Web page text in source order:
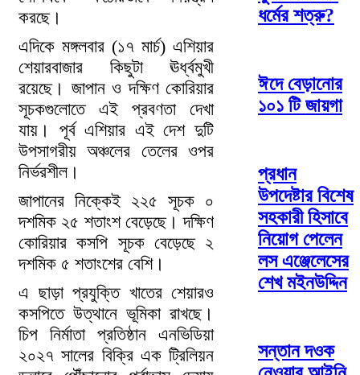
করছে।
এদিকে মঙ্গলবার (১৭ মার্চ) এশিয়ার
শেয়ারবাজার কিছুটা ঊর্ধ্বমুখী
রয়েছে। জাপান ও দক্ষিণ কোরিয়ার
সূচকগুলোতে এই প্রবণতা দেখা
যায়। পূর্ব এশিয়ার এই দেশ দুটি
উপসাগরীয় অঞ্চলের তেলের ওপর
নির্ভরশীল।
জাপানের নিক্কেই ২২৫ সূচক ০
দশমিক ২৫ শতাংশ বেড়েছে। দক্ষিণ
কোরিয়ার কসপি সূচক বেড়েছে ২
দশমিক ৫ শতাংশের বেশি।
এ ছাড়া প্রযুক্তি খাতের শেয়ারও
কসপিতে উত্থানে ভূমিকা রাখছে।
চিপ নির্মাতা প্রতিষ্ঠান এনভিডিয়া
২০২৭ সালের বিক্রি এক ট্রিলিয়ন
ধর্মের শত্রু?
ঈদে বেড়ানোর
১০১ টি জায়গা
প্রধান
উপদেষ্টার বিশেষ
সহকারী হিসাবে
নিয়োগ পেলেন
লস এঞ্জেলেসের
শেখ মইনউদ্দিন
সন্তান দওক